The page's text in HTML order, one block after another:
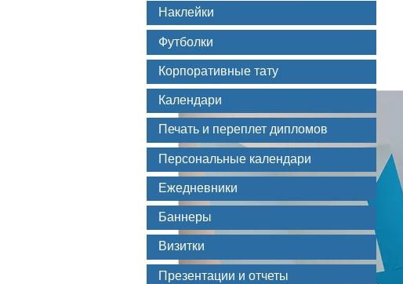
Наклейки
Футболки
Корпоративные тату
Календари
Печать и переплет дипломов
Персональные календари
Ежедневники
Баннеры
Визитки
Презентации и отчеты